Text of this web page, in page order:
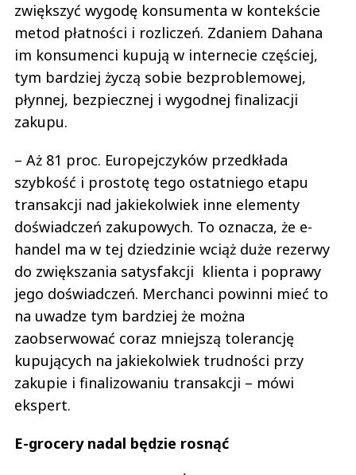
zwiększyć wygodę konsumenta w kontekście
metod płatności i rozliczeń. Zdaniem Dahana
im konsumenci kupują w internecie częściej,
tym bardziej życzą sobie bezproblemowej,
płynnej, bezpiecznej i wygodnej finalizacji
zakupu.
– Aż 81 proc. Europejczyków przedkłada
szybkość i prostotę tego ostatniego etapu
transakcji nad jakiekolwiek inne elementy
doświadczeń zakupowych. To oznacza, że e-
handel ma w tej dziedzinie wciąż duże rezerwy
do zwiększania satysfakcji klienta i poprawy
jego doświadczeń. Merchanci powinni mieć to
na uwadze tym bardziej że można
zaobserwować coraz mniejszą tolerancję
kupujących na jakiekolwiek trudności przy
zakupie i finalizowaniu transakcji – mówi
ekspert.
E-grocery nadal będzie rosnąć